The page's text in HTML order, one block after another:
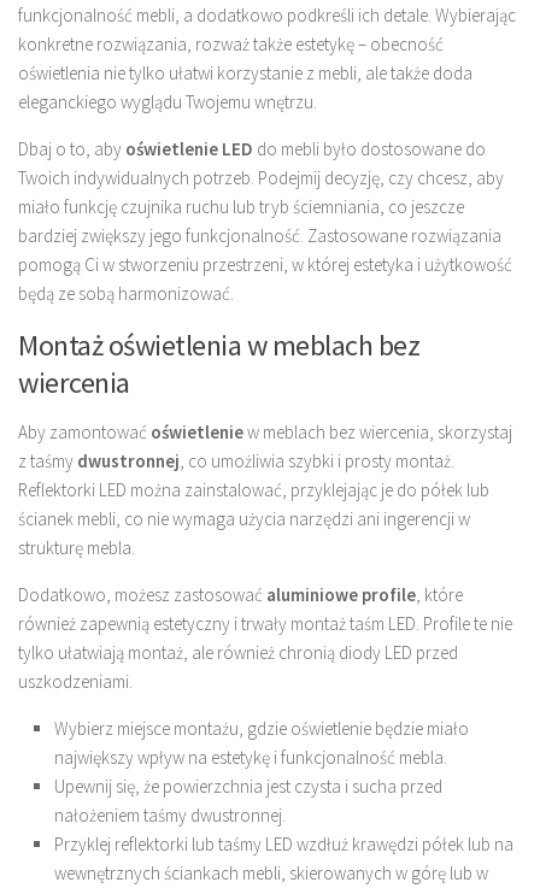
funkcjonalność mebli, a dodatkowo podkreśli ich detale. Wybierając
konkretne rozwiązania, rozważ także estetykę – obecność
oświetlenia nie tylko ułatwi korzystanie z mebli, ale także doda
eleganckiego wyglądu Twojemu wnętrzu.
Dbaj o to, aby oświetlenie LED do mebli było dostosowane do
Twoich indywidualnych potrzeb. Podejmij decyzję, czy chcesz, aby
miało funkcję czujnika ruchu lub tryb ściemniania, co jeszcze
bardziej zwiększy jego funkcjonalność. Zastosowane rozwiązania
pomogą Ci w stworzeniu przestrzeni, w której estetyka i użytkowość
będą ze sobą harmonizować.
Montaż oświetlenia w meblach bez
wiercenia
Aby zamontować oświetleniew meblach bez wiercenia, skorzystaj
z taśmy dwustronnej , co umożliwia szybki i prosty montaż.
Reflektorki LED można zainstalować, przyklejając je do półek lub
ścianek mebli, co nie wymaga użycia narzędzi ani ingerencji w
strukturę mebla.
Dodatkowo, możesz zastosować aluminiowe profile , które
również zapewnią estetyczny i trwały montaż taśm LED. Profile te nie
tylko ułatwiają montaż, ale również chronią diody LED przed
uszkodzeniami.
Wybierz miejsce montażu, gdzie oświetlenie będzie miało
największy wpływ na estetykę i funkcjonalność mebla.
Upewnij się, że powierzchnia jest czysta i sucha przed
nałożeniem taśmy dwustronnej.
Przyklej reflektorki lub taśmy LED wzdłuż krawędzi półek lub na
wewnętrznych ściankach mebli, skierowanych w górę lub w